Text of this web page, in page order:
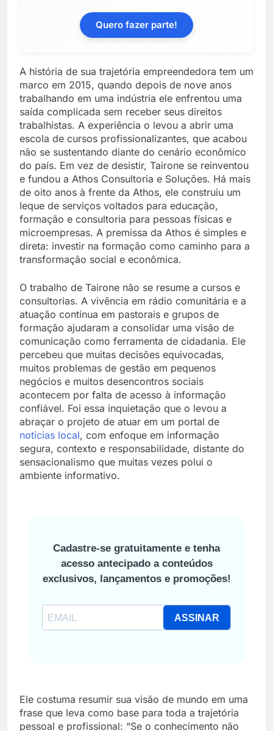
Quero fazer parte!
A história de sua trajetória empreendedora tem um
marco em 2015, quando depois de nove anos
trabalhando em uma indústria ele enfrentou uma
saída complicada sem receber seus direitos
trabalhistas. A experiência o levou a abrir uma
escola de cursos profissionalizantes, que acabou
não se sustentando diante do cenário econômico
do país. Em vez de desistir, Tairone se reinventou
e fundou a Athos Consultoria e Soluções. Há mais
de oito anos à frente da Athos, ele construiu um
leque de serviços voltados para educação,
formação e consultoria para pessoas físicas e
microempresas. A premissa da Athos é simples e
direta: investir na formação como caminho para a
transformação social e econômica.
O trabalho de Tairone não se resume a cursos e
consultorias. A vivência em rádio comunitária e a
atuação contínua em pastorais e grupos de
formação ajudaram a consolidar uma visão de
comunicação como ferramenta de cidadania. Ele
percebeu que muitas decisões equivocadas,
muitos problemas de gestão em pequenos
negócios e muitos desencontros sociais
acontecem por falta de acesso à informação
confiável. Foi essa inquietação que o levou a
abraçar o projeto de atuar em um portal de
notícias local, com enfoque em informação
segura, contexto e responsabilidade, distante do
sensacionalismo que muitas vezes polui o
ambiente informativo.
Cadastre-se gratuitamente e tenha
acesso antecipado a conteúdos
exclusivos, lançamentos e promoções!
ASSINAR
Ele costuma resumir sua visão de mundo em uma
frase que leva como base para toda a trajetória
pessoal e profissional: “Se o conhecimento não